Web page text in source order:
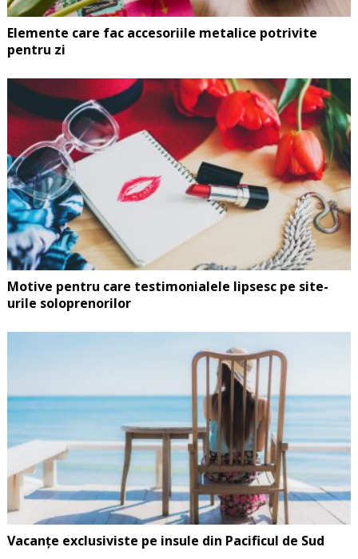
Elemente care fac accesoriile metalice potrivite
pentru zi
Motive pentru care testimonialele lipsesc pe site-
urile soloprenorilor
Vacanțe exclusiviste pe insule din Pacificul de Sud